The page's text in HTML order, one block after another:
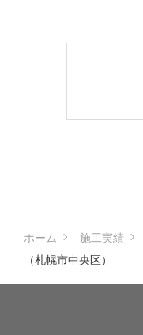
ホーム 施工実績
（札幌市中央区）